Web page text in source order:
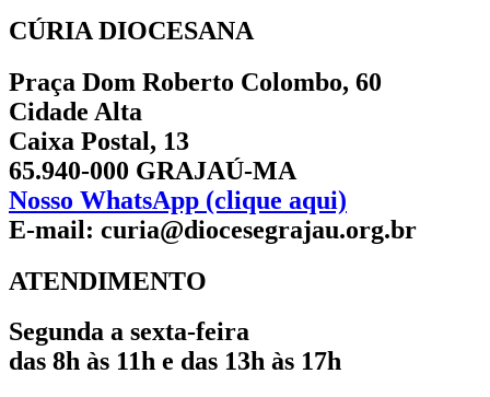
CÚRIA DIOCESANA
Praça Dom Roberto Colombo, 60
Cidade Alta
Caixa Postal, 13
65.940-000 GRAJAÚ-MA
Nosso WhatsApp (clique aqui)
E-mail: curia@diocesegrajau.org.br
ATENDIMENTO
Segunda a sexta-feira
das 8h às 11h e das 13h às 17h